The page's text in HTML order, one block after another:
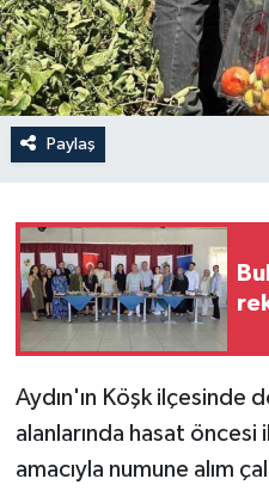
Paylaş
Aydın'ın Köşk ilçesinde
alanlarında hasat öncesi
amacıyla numune alım